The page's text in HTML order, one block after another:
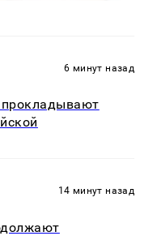
6 минут назад
14 минут назад